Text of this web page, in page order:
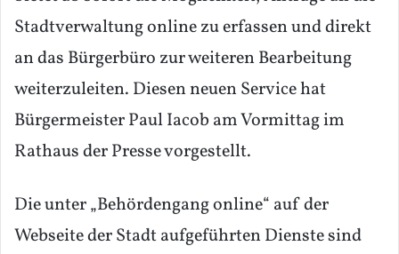
Stadtverwaltung online zu erfassen und direkt
an das Bürgerbüro zur weiteren Bearbeitung
weiterzuleiten. Diesen neuen Service hat
Bürgermeister Paul Iacob am Vormittag im
Rathaus der Presse vorgestellt.
Die unter „Behördengang online“ auf der
Webseite der Stadt aufgeführten Dienste sind